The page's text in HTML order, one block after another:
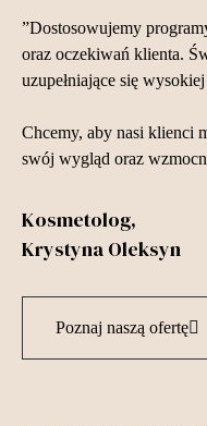
”Dostosowujemy
oraz oczekiwań klienta.
uzupełniające się
Chcemy, aby nasi klienci
swój wygląd oraz
Kosmetolog,
Krystyna Oleksyn
Poznaj naszą ofertę